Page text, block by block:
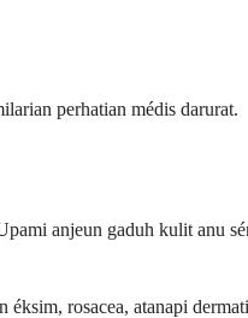
perhatian médis darurat.
anjeun gaduh kulit anu
rosacea, atanapi